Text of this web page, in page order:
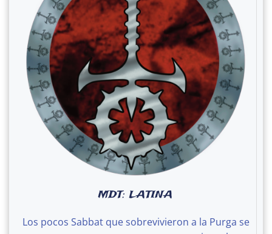
MDT: LATINA
Los pocos Sabbat que sobrevivieron a la Purga se